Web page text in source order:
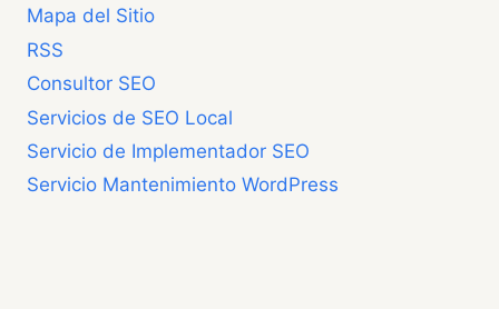
Mapa del Sitio
RSS
Consultor SEO
Servicios de SEO Local
Servicio de Implementador SEO
Servicio Mantenimiento WordPress